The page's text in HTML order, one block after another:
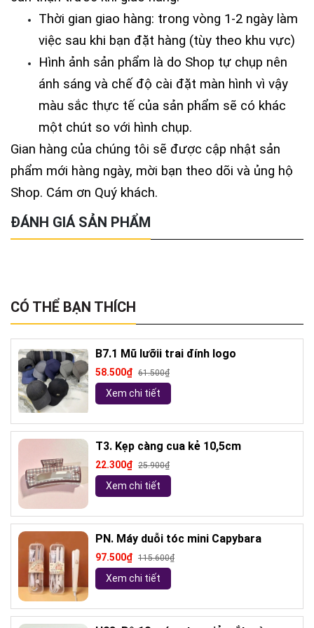
Thời gian giao hàng: trong vòng 1-2 ngày làm
việc sau khi bạn đặt hàng (tùy theo khu vực)
Hình ảnh sản phẩm là do Shop tự chụp nên
ánh sáng và chế độ cài đặt màn hình vì vậy
màu sắc thực tế của sản phẩm sẽ có khác
một chút so với hình chụp.
Gian hàng của chúng tôi sẽ được cập nhật sản
phẩm mới hàng ngày, mời bạn theo dõi và ủng hộ
Shop. Cám ơn Quý khách.
ĐÁNH GIÁ SẢN PHẨM
CÓ THỂ BẠN THÍCH
B7.1 Mũ lưỡii trai đính logo
58.500₫ 61.500₫
Xem chi tiết
T3. Kẹp càng cua kẻ 10,5cm
22.300₫ 25.900₫
Xem chi tiết
PN. Máy duỗi tóc mini Capybara
97.500₫ 115.600₫
Xem chi tiết